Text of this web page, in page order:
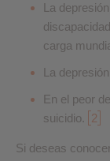
La
carga
La
En el peor
suicidio. 2
Si deseas